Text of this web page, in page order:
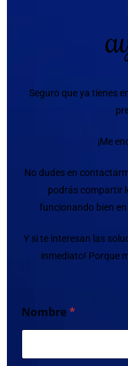
Seguro que ya tienes
¡Me
No dudes en
podrás compartir
funcionando bien
Y si te interesan las
inmediato! Porque
Nombre*